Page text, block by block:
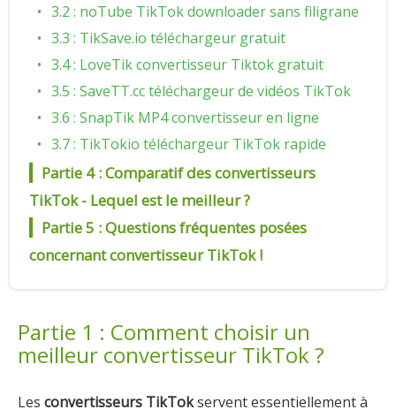
3.2 : noTube TikTok downloader sans filigrane
3.3 : TikSave.io téléchargeur gratuit
3.4 : LoveTik convertisseur Tiktok gratuit
3.5 : SaveTT.cc téléchargeur de vidéos TikTok
3.6 : SnapTik MP4 convertisseur en ligne
3.7 : TikTokio téléchargeur TikTok rapide
Partie 4 : Comparatif des convertisseurs
TikTok - Lequel est le meilleur ?
Partie 5 : Questions fréquentes posées
concernant convertisseur TikTok !
Partie 1 : Comment choisir un
meilleur convertisseur TikTok ?
Les convertisseurs TikTokservent essentiellement à